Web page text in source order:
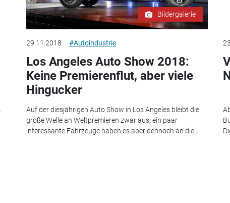
Bildergalerie
29.11.2018 #Autoindustrie
Los Angeles Auto Show 2018:
Keine Premierenflut, aber viele
Hingucker
Auf der diesjährigen Auto Show in Los Angeles bleibt die
große Welle an Weltpremieren zwar aus, ein paar
interessante Fahrzeuge haben es aber dennoch an die...